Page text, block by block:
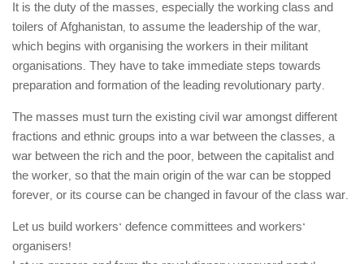
کمیته اقدام کارگری
زنان
ملیت ها
تاریخی
تحلیل
اصلاح طلبان
ایران و غرب
It is the duty of the masses, especially the working class and
toilers of Afghanistan, to assume the leadership of the war,
which begins with organising the workers in their militant
organisations. They have to take immediate steps towards
preparation and formation of the leading revolutionary party.
The masses must turn the existing civil war amongst different
fractions and ethnic groups into a war between the classes, a
war between the rich and the poor, between the capitalist and
the worker, so that the main origin of the war can be stopped
forever, or its course can be changed in favour of the class war.
Let us build workers’ defence committees and workers’
organisers!